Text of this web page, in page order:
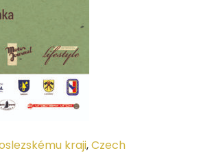
kraji,Czech